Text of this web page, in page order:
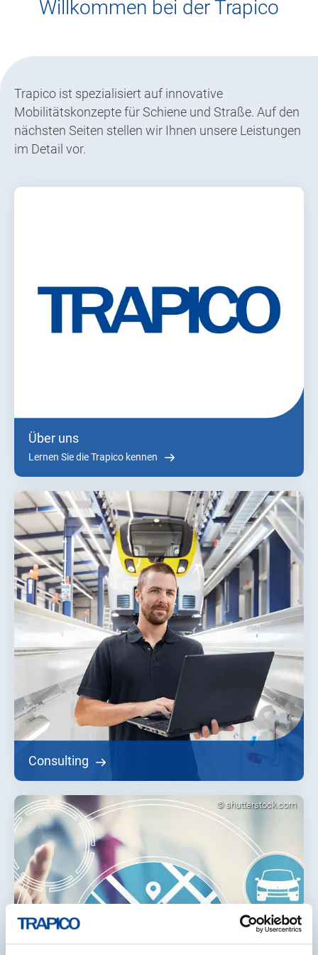
Willkommen bei der Trapico
Trapico ist spezialisiert auf innovative
Mobilitätskonzepte für Schiene und Straße. Auf den
nächsten Seiten stellen wir Ihnen unsere Leistungen
im Detail vor.
Über uns
Lernen Sie die Trapico kennen
Consulting